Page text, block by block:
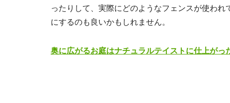
ったりして、実際にどのようなフェンスが使わ
にするのも良いかもしれません。
奥に広がるお庭はナチュラルテイストに仕上が